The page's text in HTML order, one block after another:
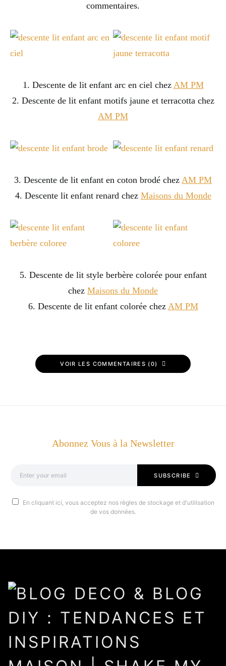
commentaires.
1. Descente de lit enfant arc en ciel chez AM PM
2. Descente de lit enfant motifs jaune et terracotta chez
AM PM
3. Descente de lit enfant en coton brodé chez AM PM
4. Descente lit enfant renard chez Maisons du Monde
5. Descente de lit style berbère colorée pour enfant
chez Maisons du Monde
6. Descente de lit enfant colorée chez AM PM
VOIR LES COMMENTAIRES (0)
Abonnez Vous à la Newsletter
SUBSCRIBE
En cliquant ici, vous acceptez nos règles de stockage et d'utilisation
de vos données.